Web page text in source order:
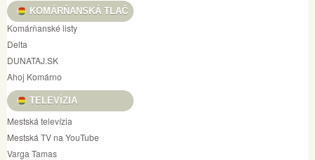
KOMÁRŇANSKÁ TLAČ
Komárňanské listy
Delta
DUNATAJ.SK
Ahoj Komárno
TELEVÍZIA
Mestská televízia
Mestská TV na YouTube
Varga Tamas